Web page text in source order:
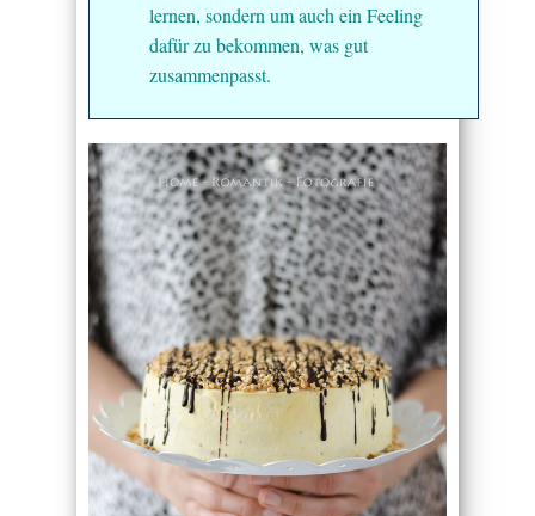
lernen, sondern um auch ein Feeling
dafür zu bekommen, was gut
zusammenpasst.